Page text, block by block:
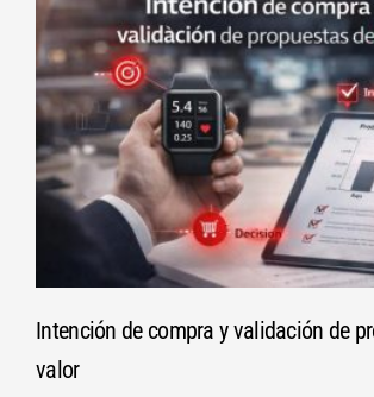
Intención de compra y validación de
valor